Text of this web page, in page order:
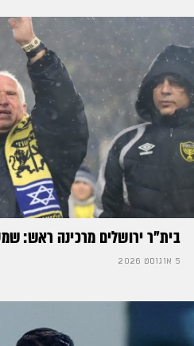
בית"ר ירושלים מרכינה ראש:
5 אוגוסט 2026